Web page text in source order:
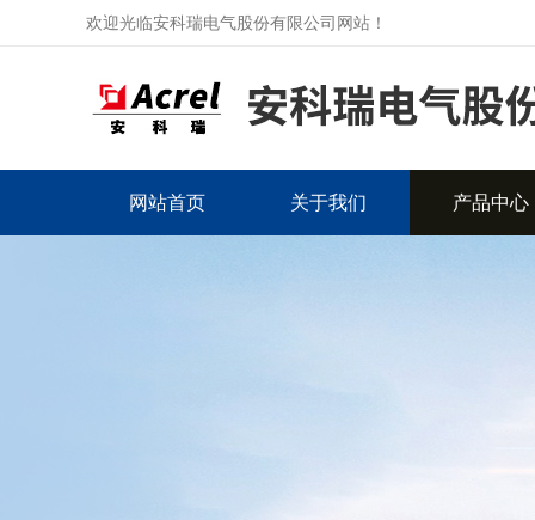
欢迎光临安科瑞电气股份有限公司网站！
网站首页 关于我们 产品中心